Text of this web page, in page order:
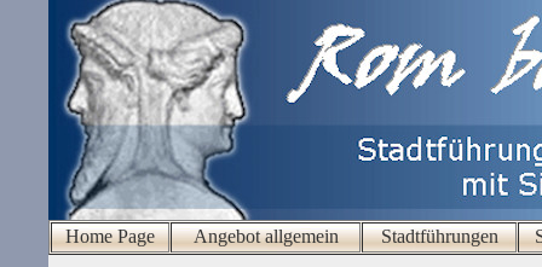
Home Page Angebot allgemein Stadtführungen